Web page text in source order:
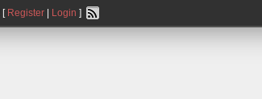
[ Register Login ]